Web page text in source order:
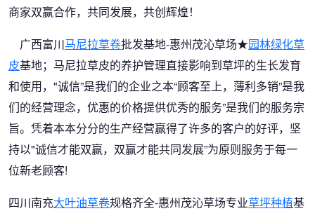
商家双赢合作，共同发展，共创辉煌！
广西富川马尼拉草卷批发基地-惠州茂沁草场★园林绿化草
皮基地；马尼拉草皮的养护管理直接影响到草坪的生长发育
和使用，"诚信”是我们的企业之本“顾客至上，薄利多销”是我
们的经营理念，优惠的价格提供优秀的服务”是我们的服务宗
旨。凭着本本分分的生产经营赢得了许多的客户的好评，坚
持以"诚信才能双赢，双赢才能共同发展”为原则服务于每一
位新老顾客!
四川南充大叶油草卷规格齐全-惠州茂沁草场专业草坪种植基